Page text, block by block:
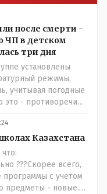
после смерти -
ЧП в детском
три дня
установлены
режимы,
учитывая погодные
это - противоречие.
нет. Этот
день после
установили и
поставили
То есть первая
часть -
все уже было
Казахстана
???Скорее всего,
программы с учетом
предметы - новые.